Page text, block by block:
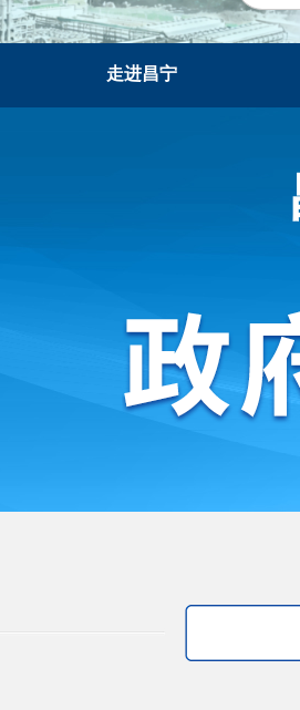
走进昌宁